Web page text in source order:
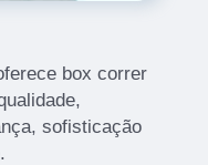
box correr
sofisticação